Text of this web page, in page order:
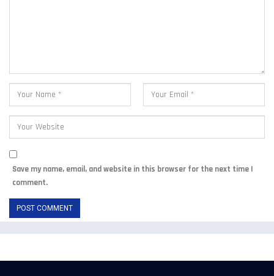
Save my name, email, and website in this browser for the next time I
comment.